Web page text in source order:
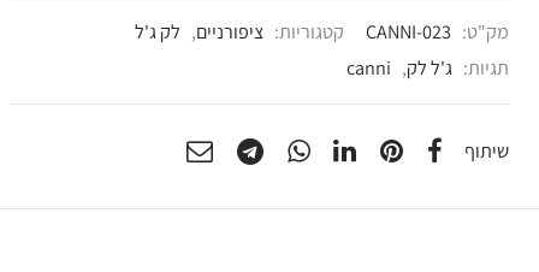
מק"ט: CANNI-023 קטגוריות: ציפורניים, לק ג'ל
תגיות: ג'ל לק,
canni
שיתוף